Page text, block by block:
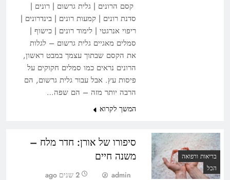
קסם הרונים | גלית גרשום | רונים |
סדנת רונים | קמעות רונים | בינדרונים |
ריפוי אנרגטי | לימוד רונים | כישוף |
סמלים מאגיים גלית גרשום – לגלות
את הקסם שבתוך עצמך במבט ראשון,
הרונים נראים כמו סמלים חקוקים על
פיסות עץ. אבל עבור גלית גרשום, הם
הרבה יותר מזה – הם שפה…
המשך לקרוא
בריאות ורפואה
הכל
סיפורו של אורן: חדר מלח –
משנה חיים
admin
2 שנים ago